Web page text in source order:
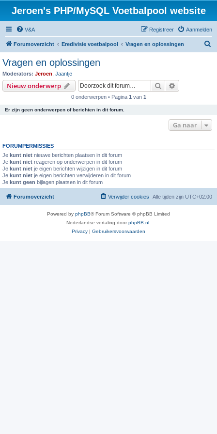
Jeroen's PHP/MySQL Voetbalpool website
V&A Aanmelden
Registreer
Forumoverzicht Eredivisie voetbalpool Vragen en oplossingen
Vragen en oplossingen
Moderators: Jeroen Jaantje
Nieuw onderwerp Zoek
0 onderwerpen • Pagina 1 van 1
Er zijn geen onderwerpen of berichten in dit forum.
Ga naar
FORUMPERMISSIES
Je kunt niet nieuwe berichten plaatsen in dit forum
Je kunt niet reageren op onderwerpen in dit forum
Je kunt niet je eigen berichten wijzigen in dit forum
Je kunt niet je eigen berichten verwijderen in dit forum
Je kunt geen bijlagen plaatsen in dit forum
Forumoverzicht Alle tijden zijn UTC+02:00
Verwijder cookies
Powered by phpBB® Forum Software © phpBB Limited
Nederlandse vertaling doorphpBB.nl
Privacy | Gebruikersvoorwaarden